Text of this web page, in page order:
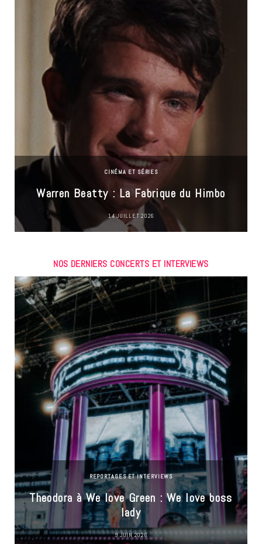
CINÉMA ET SÉRIES
Warren Beatty : La Fabrique du Himbo
14 JUILLET 2026
NOS DERNIERS CONCERTS ET INTERVIEWS
REPORTAGES ET INTERVIEWS
Theodora à We love Green : We love boss
lady
9 JUIN 2026